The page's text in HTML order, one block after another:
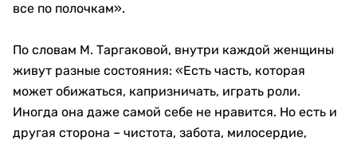
все по полочкам».
По словам М. Таргаковой, внутри каждой женщины
живут разные состояния: «Есть часть, которая
может обижаться, капризничать, играть роли.
Иногда она даже самой себе не нравится. Но есть и
другая сторона – чистота, забота, милосердие,